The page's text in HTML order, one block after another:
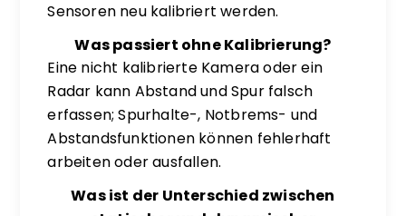
Sensoren neu kalibriert werden.
Was passiert ohne Kalibrierung?
Eine nicht kalibrierte Kamera oder ein
Radar kann Abstand und Spur falsch
erfassen; Spurhalte-, Notbrems- und
Abstandsfunktionen können fehlerhaft
arbeiten oder ausfallen.
Was ist der Unterschied zwischen